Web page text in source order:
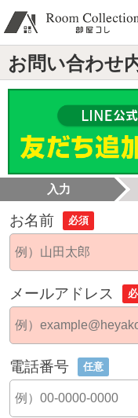
お問い合わせ
入力
お名前 必須
メールアドレス
電話番号 任意